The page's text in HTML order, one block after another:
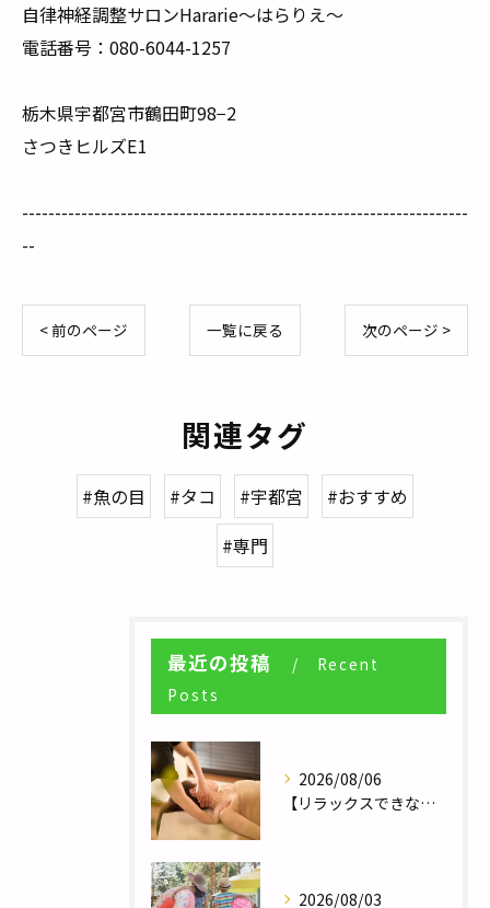
自律神経調整サロンHararie〜はらりえ〜
電話番号：080-6044-1257
栃木県宇都宮市鶴田町98−2
さつきヒルズE1
--------------------------------------------------------------------
--
< 前のページ 一覧に戻る 次のページ >
関連タグ
#魚の目 #タコ #宇都宮
#おすすめ
#専門
最近の投稿
Recent
Posts
2026/08/06
【リラックスできない人へ】体が休まらない本当の理由とは？／自律神経調整サロンHararie〜はらりえ〜
2026/08/03